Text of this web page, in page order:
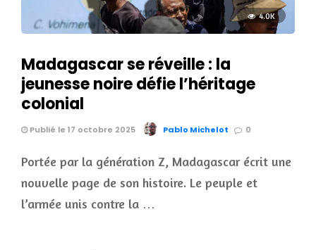
4.0K
Madagascar se réveille : la
jeunesse noire défie l’héritage
colonial
Publié le 17 octobre 2025 Pablo Michelot 0
Portée par la génération Z, Madagascar écrit une
nouvelle page de son histoire. Le peuple et
l’armée unis contre la …